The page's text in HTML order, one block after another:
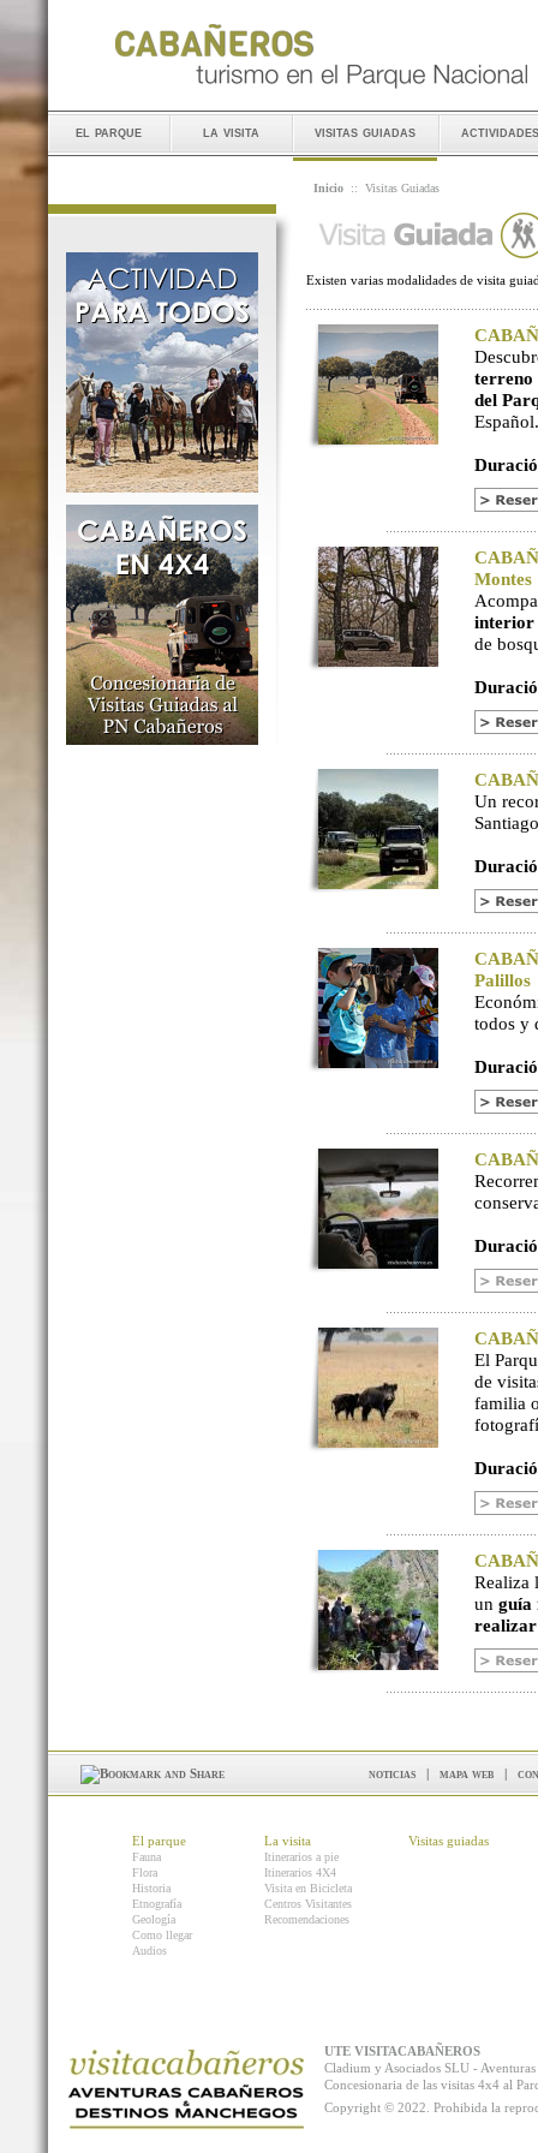
el parque la visita visitas guiadas actividades
Inicio :: Visitas Guiadas
Existen varias modalidades de visita
terreno
del
Español.
Montes
interior
de
Un
Palillos
todos y
El
de
familia
Realiza
un guía
noticias | mapa web |
El parque
Fauna
Flora
Historia
Etnografía
Geología
Como llegar
Audios
La visita
Itinerarios a pie
Itinerarios 4X4
Visita en Bicicleta
Centros Visitantes
Recomendaciones
Visitas guiadas
UTE VISITACABAÑEROS
Cladium y Asociados SLU -
Concesionaria de las visitas 4x4 al
Copyright © 2022. Prohibida la